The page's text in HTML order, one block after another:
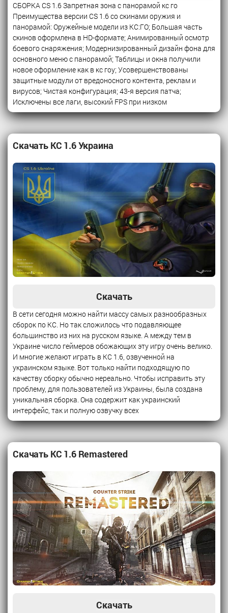
СБОРКА CS 1.6 Запретная зона с панорамой кс го
Преимущества версии CS 1.6 со скинами оружия и
панорамой: Оружейные модели из КС:ГО; Большая часть
скинов оформлена в HD-формате; Анимированный осмотр
боевого снаряжения; Модернизированный дизайн фона для
основного меню с панорамой; Таблицы и окна получили
новое оформление как в кс гоу; Усовершенствованы
защитные модули от вредоносного контента, реклам и
вирусов; Чистая конфигурация; 43-я версия патча;
Исключены все лаги, высокий FPS при низком
Скачать КС 1.6 Украина
Скачать
В сети сегодня можно найти массу самых разнообразных
сборок по КС. Но так сложилось что подавляющее
большинство из них на русском языке. А между тем в
Украине число геймеров обожающих эту игру очень велико.
И многие желают играть в КС 1.6, озвученной на
украинском языке. Вот только найти подходящую по
качеству сборку обычно нереально. Чтобы исправить эту
проблему, для пользователей из Украины, была создана
уникальная сборка. Она содержит как украинский
интерфейс, так и полную озвучку всех
Скачать КС 1.6 Remastered
Скачать